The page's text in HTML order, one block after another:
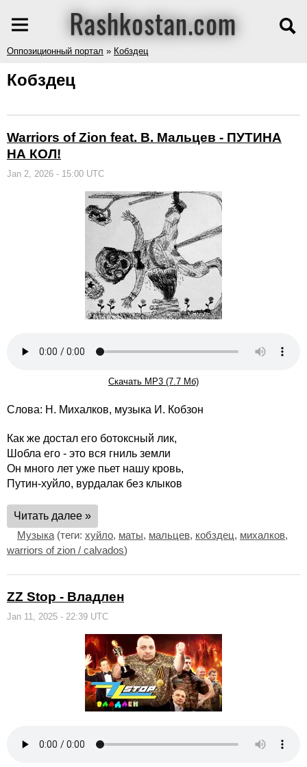
Rashkostan.com
Оппозиционный портал » Кобздец
Кобздец
Warriors of Zion feat. В. Мальцев - ПУТИНА
НА КОЛ!
Jan 2, 2026 - 15:00 UTC
Скачать MP3 (7.7 Мб)
Слова: Н. Михалков, музыка И. Кобзон
Как же достал его ботоксный лик,
Шобла его - это вся гниль земли
Он много лет уже пьет нашу кровь,
Путин-хуйло, вурдалак без клыков
Читать далее »
Музыка (теги: хуйло, маты, мальцев, кобздец, михалков,
warriors of zion / calvados)
ZZ Stop - Владлен
Jan 11, 2025 - 22:39 UTC